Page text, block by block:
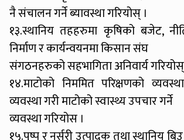
नै संचालन गर्ने ब्यावस्था गरियोस् ।
१३.स्थानिय तहहरुमा कृषिको बजेट,
निर्माण र कार्यन्वयनमा किसान संघ
संगठनहरुको सहभागिता अनिवार्य
१४.माटोको निममित परिक्षणको
व्यवस्था गरी माटोको स्वास्थ्य उपचार गर्ने
व्यवस्था गरियोस ।